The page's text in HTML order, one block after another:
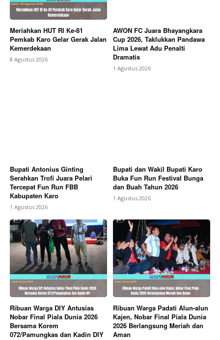
Meriahkan HUT RI Ke-81
Pemkab Karo Gelar Gerak Jalan
Kemerdekaan
8 Agustus 2026
AWON FC Juara Bhayangkara
Cup 2026, Taklukkan Pandawa
Lima Lewat Adu Penalti
Dramatis
1 Agustus 2026
Bupati Antonius Ginting
Serahkan Trofi Juara Pelari
Tercepat Fun Run FBB
Kabupaten Karo
1 Agustus 2026
Bupati dan Wakil Bupati Karo
Buka Fun Run Festival Bunga
dan Buah Tahun 2026
1 Agustus 2026
Ribuan Warga DIY Antusias
Nobar Final Piala Dunia 2026
Bersama Korem
072/Pamungkas dan Kadin DIY
Ribuan Warga Padati Alun-alun
Kajen, Nobar Final Piala Dunia
2026 Berlangsung Meriah dan
Aman